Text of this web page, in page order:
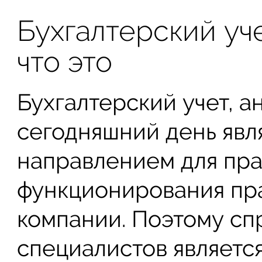
Бухгалтерский
что это
Бухгалтерский учет,
сегодняшний день
направлением для
функционирования
компании. Поэтому
специалистов